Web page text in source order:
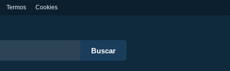
Termos Cookies
Buscar